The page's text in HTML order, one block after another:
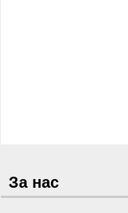
За нас